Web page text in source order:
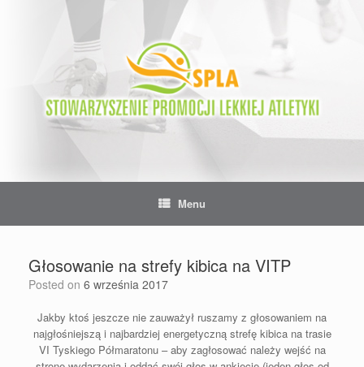
Menu
Głosowanie na strefy kibica na VITP
Posted on 6 września 2017
Jakby ktoś jeszcze nie zauważył ruszamy z głosowaniem na
najgłośniejszą i najbardziej energetyczną strefę kibica na trasie
VI Tyskiego Półmaratonu – aby zagłosować należy wejść na